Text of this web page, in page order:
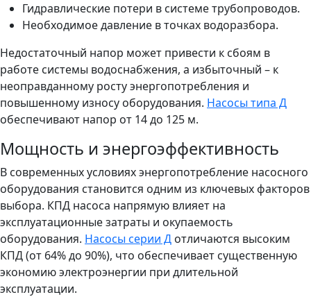
Гидравлические потери в системе трубопроводов.
Необходимое давление в точках водоразбора.
Недостаточный напор может привести к сбоям в
работе системы водоснабжения, а избыточный – к
неоправданному росту энергопотребления и
повышенному износу оборудования. Насосы типа Д
обеспечивают напор от 14 до 125 м.
Мощность и энергоэффективность
В современных условиях энергопотребление насосного
оборудования становится одним из ключевых факторов
выбора. КПД насоса напрямую влияет на
эксплуатационные затраты и окупаемость
оборудования. Насосы серии Д отличаются высоким
КПД (от 64% до 90%), что обеспечивает существенную
экономию электроэнергии при длительной
эксплуатации.